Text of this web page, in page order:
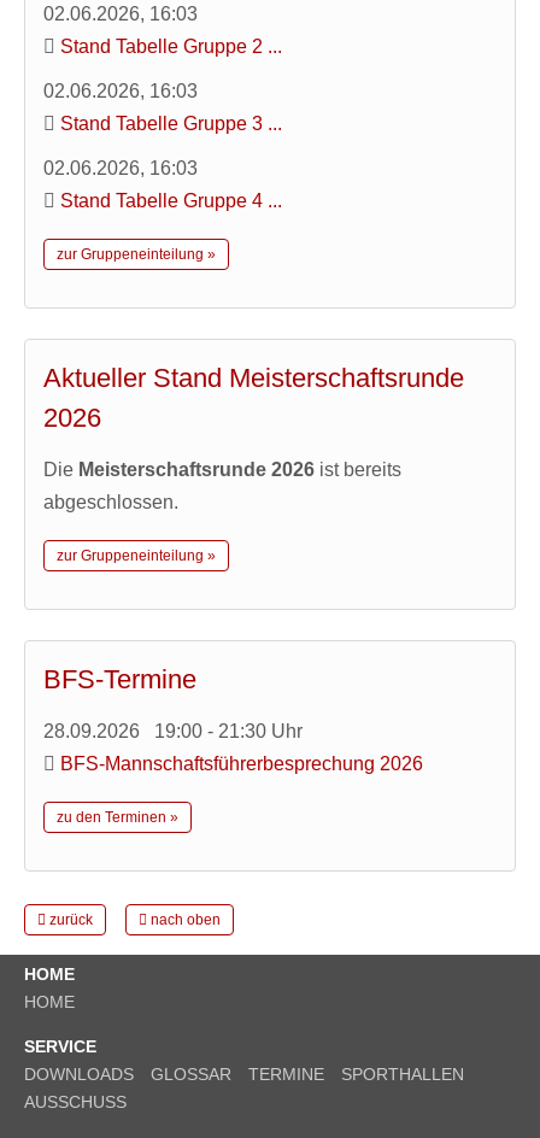
02.06.2026, 16:03
Stand Tabelle Gruppe 2 ...
02.06.2026, 16:03
Stand Tabelle Gruppe 3 ...
02.06.2026, 16:03
Stand Tabelle Gruppe 4 ...
zur Gruppeneinteilung »
Aktueller Stand Meisterschaftsrunde
2026
Die Meisterschaftsrunde 2026 ist bereits
abgeschlossen.
zur Gruppeneinteilung »
BFS-Termine
28.09.2026 19:00 - 21:30 Uhr
BFS-Mannschaftsführerbesprechung 2026
zu den Terminen »
zurück nach oben
HOME
HOME
SERVICE
DOWNLOADS
GLOSSAR TERMINE
SPORTHALLEN
AUSSCHUSS